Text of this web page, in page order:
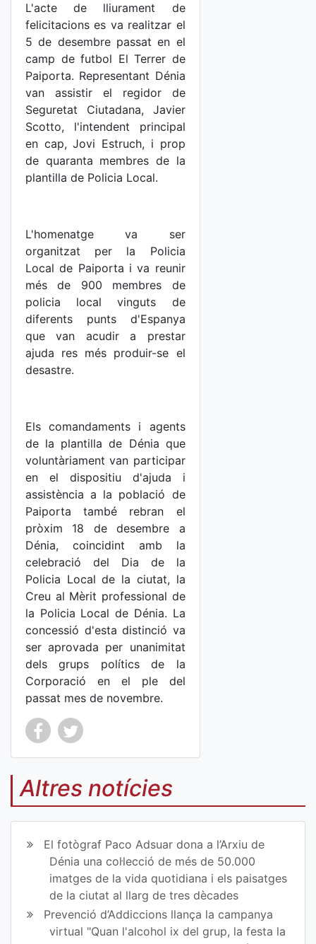
L'acte de lliurament de
felicitacions es va realitzar el
5 de desembre passat en el
camp de futbol El Terrer de
Paiporta. Representant Dénia
van assistir el regidor de
Seguretat Ciutadana, Javier
Scotto, l'intendent principal
en cap, Jovi Estruch, i prop
de quaranta membres de la
plantilla de Policia Local.
L'homenatge va ser
organitzat per la Policia
Local de Paiporta i va reunir
més de 900 membres de
policia local vinguts de
diferents punts d'Espanya
que van acudir a prestar
ajuda res més produir-se el
desastre.
Els comandaments i agents
de la plantilla de Dénia que
voluntàriament van participar
en el dispositiu d'ajuda i
assistència a la població de
Paiporta també rebran el
pròxim 18 de desembre a
Dénia, coincidint amb la
celebració del Dia de la
Policia Local de la ciutat, la
Creu al Mèrit professional de
la Policia Local de Dénia. La
concessió d'esta distinció va
ser aprovada per unanimitat
dels grups polítics de la
Corporació en el ple del
passat mes de novembre.
Co
mp
art
ir
en
Fa
ce
bo
Co
mp
art
ir
en
Tw
itt
er
Altres notícies
El fotògraf Paco Adsuar dona a l’Arxiu de
Dénia una col·lecció de més de 50.000
imatges de la vida quotidiana i els paisatges
de la ciutat al llarg de tres dècades
Prevenció d’Addiccions llança la campanya
virtual "Quan l'alcohol ix del grup, la festa la